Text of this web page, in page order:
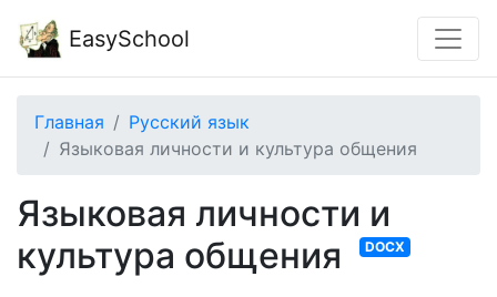
EasySchool
Главная
Русский язык
Языковая личности и культура общения
Языковая личности и
культура общения
DOCX